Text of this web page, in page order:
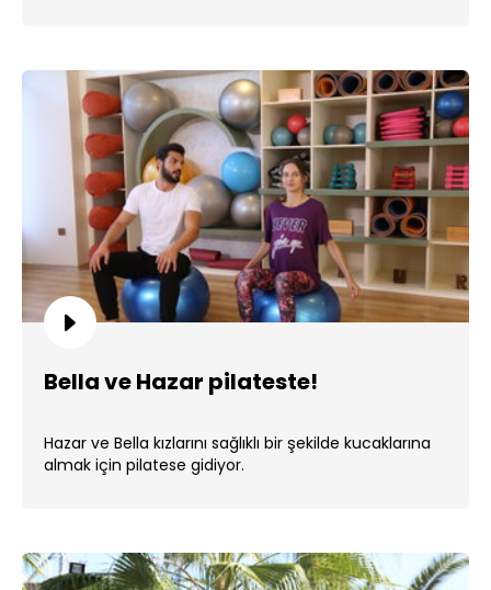
Bella ve Hazar pilateste!
Hazar ve Bella kızlarını sağlıklı bir şekilde kucaklarına
almak için pilatese gidiyor.